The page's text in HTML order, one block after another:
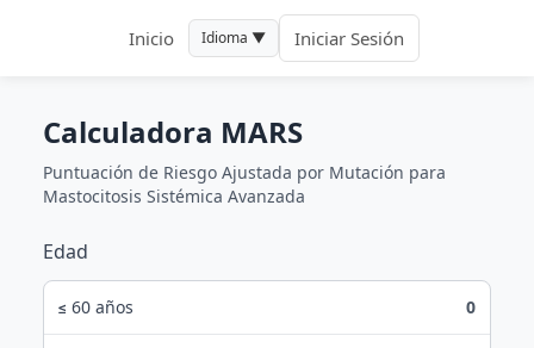
Inicio Idioma ▼ Iniciar Sesión
Calculadora MARS
Puntuación de Riesgo Ajustada por Mutación para
Mastocitosis Sistémica Avanzada
Edad
≤ 60 años 0